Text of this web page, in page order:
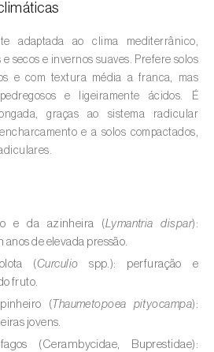
)
tuberosum)
batatas)
sandwicensis e
)
)
L.)
cacao
adaptada ao clima mediterrânico,
secos e invernos suaves. Prefere solos
e com textura média a franca, mas
e ligeiramente ácidos. É
graças ao sistema radicular
e a solos compactados,
e da azinheira (Lymantria dispar):
anos de elevada pressão.
(Curculio spp.): perfuração e
fruto.
( Thaumetopoea pityocampa):
jovens.
(Cerambycidae, Buprestidae):